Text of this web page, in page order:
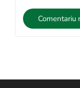
Comentariu